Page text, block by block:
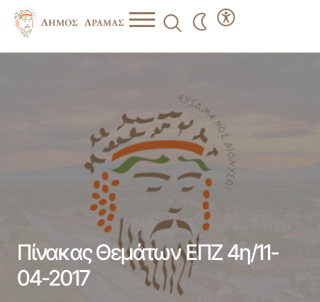
Πίνακας Θεμάτων ΕΠΖ 4η/11-
04-2017